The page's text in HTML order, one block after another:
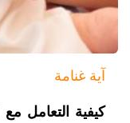
آية غنامة
كيفية التعامل